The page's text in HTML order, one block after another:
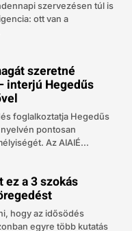
szervezésen túl is
ott van a
szeretné
interjú Hegedűs
foglalkoztatja Hegedűs
pontosan
Az AIAIÉ...
a 3 szokás
hogy az idősödés
egyre több kutatás